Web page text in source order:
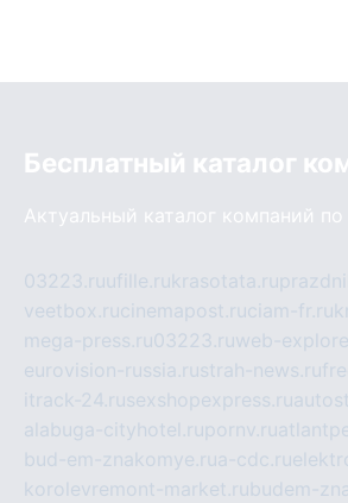
Бесплатный каталог
Актуальный каталог компаний
03223.ruufille.rukrasotata.ru
veetbox.rucinemapost.ruciam-fr.ru
mega-press.ru03223.ruweb-
eurovision-russia.rustrah-news.ru
itrack-24.rusexshopexpress.ru
alabuga-cityhotel.rupornv.ru
bud-em-znakomye.rua-cdc.ru
korolevremont-market.rubudem-